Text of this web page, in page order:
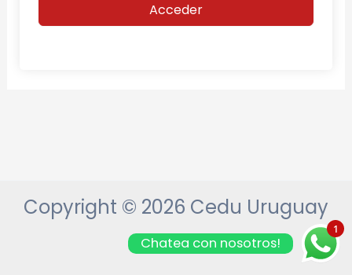
Acceder
Copyright © 2026 Cedu Uruguay
1
Chatea con nosotros!